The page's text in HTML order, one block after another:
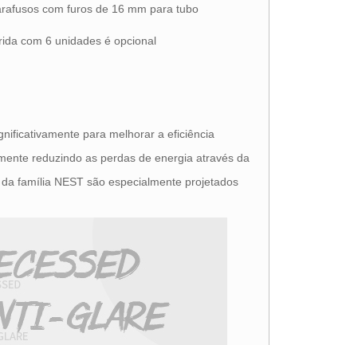
com furos de 16 mm para tubo
com 6 unidades é opcional
para melhorar a eficiência
reduzindo as perdas de energia através da
família NEST são especialmente projetados